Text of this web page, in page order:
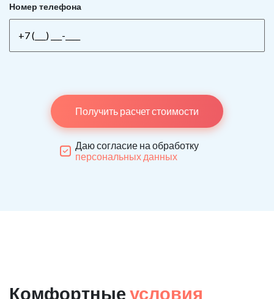
Номер телефона
Получить расчет стоимости
Даю согласие на обработку
персональных данных
Комфортные условия